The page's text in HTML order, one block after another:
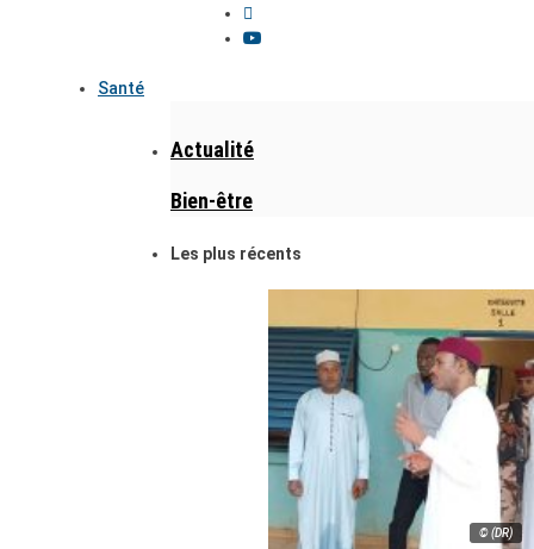
Santé
Actualité
Bien-être
Les plus récents
© (DR)